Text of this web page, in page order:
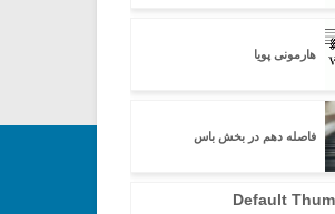
هارمونی پویا
فاصله دهم در بخش باس